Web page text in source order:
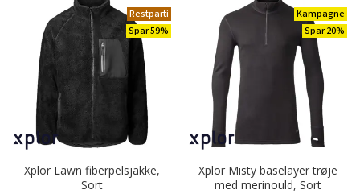
Restparti
Spar 59%
Xplor Lawn fiberpelsjakke,
Sort
Kampagne
Spar 20%
Xplor Misty baselayer trøje
med merinould, Sort